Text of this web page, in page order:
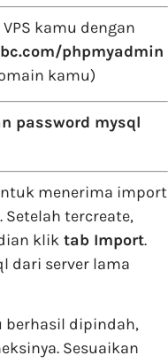
VPS kamu dengan
phpmyadmin
kamu)
password mysql
menerima import
tercreate,
klik tab Import.
dari server lama
berhasil dipindah,
Sesuaikan